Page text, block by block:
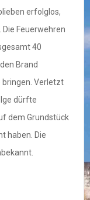
erfolglos,
Feuerwehren
40
Brand
bringen. Verletzt
dürfte
dem Grundstück
haben. Die